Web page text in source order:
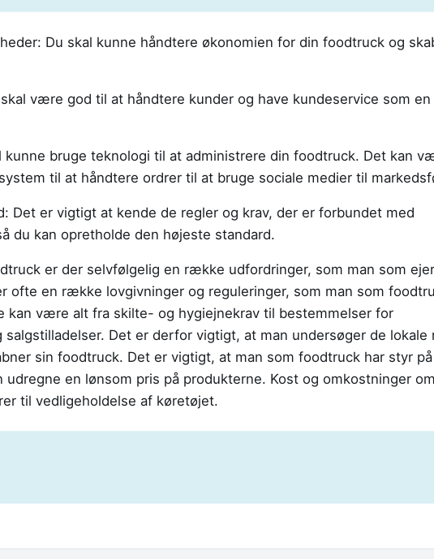
Du skal kunne håndtere økonomien for din foodtruck og
være god til at håndtere kunder og have kundeservice som en
kunne bruge teknologi til at administrere din foodtruck. Det kan
til at håndtere ordrer til at bruge sociale medier til
Det er vigtigt at kende de regler og krav, der er forbundet med
du kan opretholde den højeste standard.
er der selvfølgelig en række udfordringer, som man som
ofte en række lovgivninger og reguleringer, som man som
kan være alt fra skilte- og hygiejnekrav til bestemmelser for
salgstilladelser. Det er derfor vigtigt, at man undersøger de lokale
sin foodtruck. Det er vigtigt, at man som foodtruck har styr
udregne en lønsom pris på produkterne. Kost og omkostninger
til vedligeholdelse af køretøjet.